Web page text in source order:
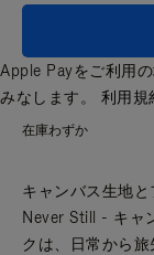
Apple Payをご利用
みなします。 利用規
在庫わずか
キャンバス生地
Never Still - キャ
クは、日常から